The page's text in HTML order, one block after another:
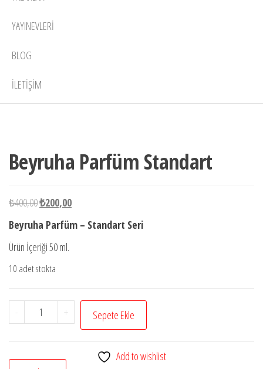
YAYINEVLERI
BLOG
İLETIŞIM
Beyruha Parfüm Standart
₺400,00Orijinal
fiyat:
₺200,00Şu
andaki
Beyruha Parfüm – Standart Seri
Ürün İçeriği 50 ml.
10 adet stokta
-
Beyruha
Parfüm
adet
+ Sepete Ekle
Add to wishlist